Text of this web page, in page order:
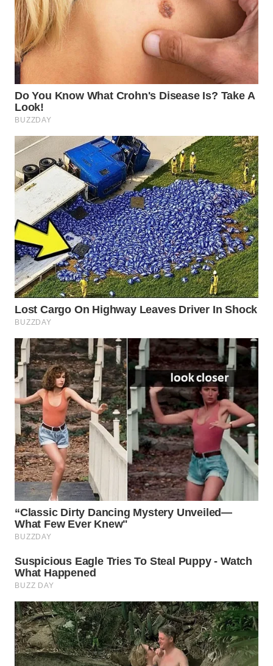
WN
SUKABUMI
WN
WN
PRIANGAN
WN
SEMARANG
WN
SOLO
WN
BOROBUDUR
WN
MADURA
WN
SURABAYA
WN
NATUNA
WN
BINTAN
WN
MANDALIKA
WN
LIKUPANG
WN
LABUANBAJO
WN
BORNEO
Wahana